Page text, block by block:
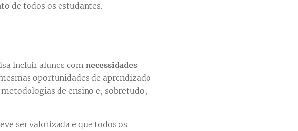
de todos os estudantes.
incluir alunos com necessidades
oportunidades de aprendizado
de ensino e, sobretudo,
ser valorizada e que todos os